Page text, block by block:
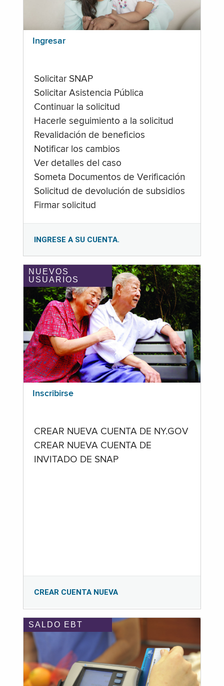
Ingresar
Solicitar SNAP
Solicitar Asistencia Pública
Continuar la solicitud
Hacerle seguimiento a la solicitud
Revalidación de beneficios
Notificar los cambios
Ver detalles del caso
Someta Documentos de Verificación
Solicitud de devolución de subsidios
Firmar solicitud
INGRESE A SU CUENTA.
NUEVOS
USUARIOS
Inscribirse
CREAR NUEVA CUENTA DE NY.GOV
CREAR NUEVA CUENTA DE
INVITADO DE SNAP
CREAR CUENTA NUEVA
SALDO EBT